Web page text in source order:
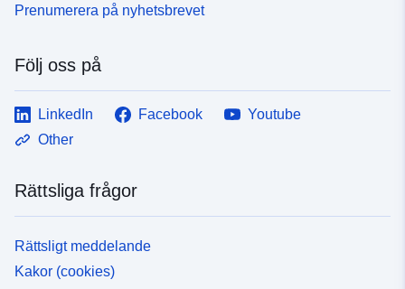
Prenumerera på nyhetsbrevet
Följ oss på
LinkedIn Facebook
Youtube
Other
Rättsliga frågor
Rättsligt meddelande
Kakor (cookies)